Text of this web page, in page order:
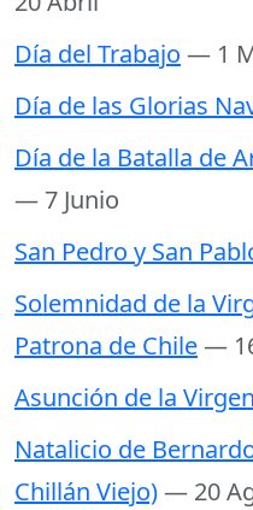
Día del Trabajo — 1
Día de las Glorias
Día de la Batalla de
— 7 Junio
San Pedro y San
Solemnidad de la
Patrona de Chile—
Asunción de la Virgen
Natalicio de
Chillán Viejo)— 20